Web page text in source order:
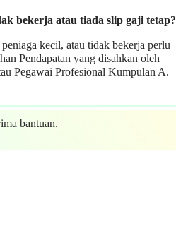
bekerja atau tiada slip gaji tetap?
kecil, atau tidak bekerja perlu
Pendapatan yang disahkan oleh
Pegawai Profesional Kumpulan A.
bantuan.